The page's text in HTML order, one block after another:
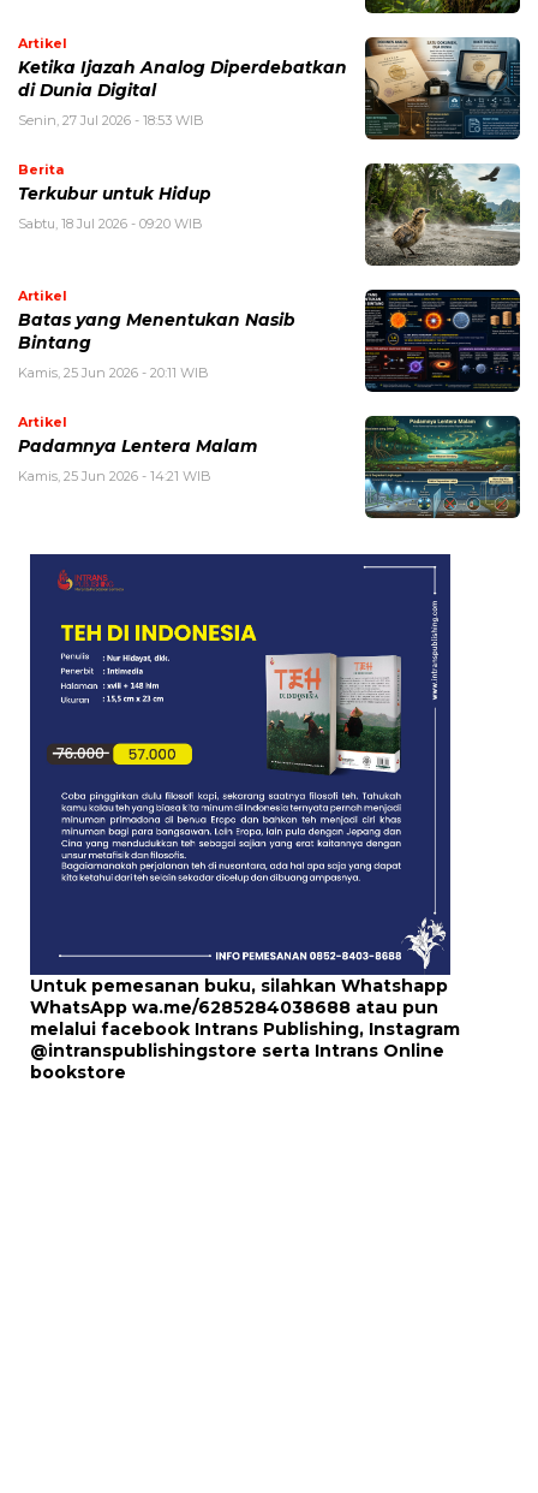
Artikel
Ketika Ijazah Analog Diperdebatkan
di Dunia Digital
Senin, 27 Jul 2026 - 18:53 WIB
Berita
Terkubur untuk Hidup
Sabtu, 18 Jul 2026 - 09:20 WIB
Artikel
Batas yang Menentukan Nasib
Bintang
Kamis, 25 Jun 2026 - 20:11 WIB
Artikel
Padamnya Lentera Malam
Kamis, 25 Jun 2026 - 14:21 WIB
Untuk pemesanan buku, silahkan Whatshapp
WhatsApp wa.me/6285284038688 atau pun
melalui facebook Intrans Publishing, Instagram
@intranspublishingstore serta Intrans Online
bookstore